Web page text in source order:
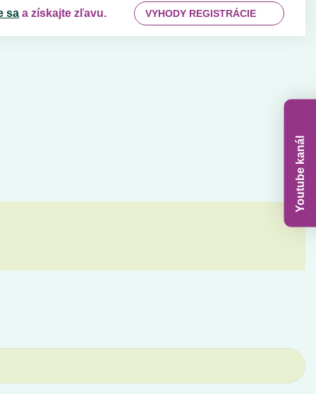
sa a získajte zľavu. VYHODY REGISTRÁCIE
Youtube kanál